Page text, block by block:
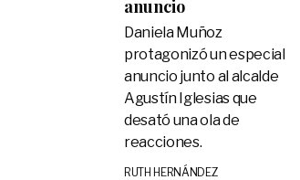
anuncio
Daniela Muñoz
protagonizó un especial
anuncio junto al alcalde
Agustín Iglesias que
desató una ola de
reacciones.
RUTH HERNÁNDEZ